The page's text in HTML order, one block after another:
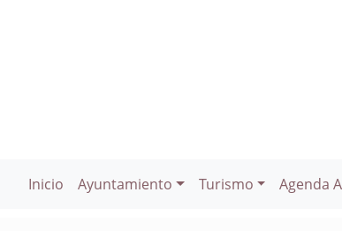
Inicio Ayuntamiento Turismo Agenda